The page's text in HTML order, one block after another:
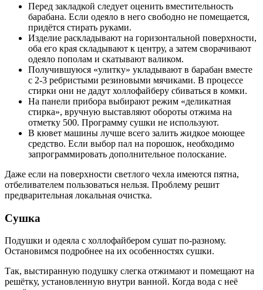
Перед закладкой следует оценить вместительность
барабана. Если одеяло в него свободно не помещается,
придётся стирать руками.
Изделие раскладывают на горизонтальной поверхности,
оба его края складывают к центру, а затем сворачивают
одеяло пополам и скатывают валиком.
Получившуюся «улитку» укладывают в барабан вместе
с 2-3 ребристыми резиновыми мячиками. В процессе
стирки они не дадут холлофайберу сбиваться в комки.
На панели прибора выбирают режим «деликатная
стирка», вручную выставляют обороты отжима на
отметку 500. Программу сушки не используют.
В кювет машины лучше всего залить жидкое моющее
средство. Если выбор пал на порошок, необходимо
запрограммировать дополнительное полоскание.
Даже если на поверхности светлого чехла имеются пятна,
отбеливателем пользоваться нельзя. Проблему решит
предварительная локальная очистка.
Сушка
Подушки и одеяла с холлофайбером сушат по-разному.
Остановимся подробнее на их особенностях сушки.
Так, выстиранную подушку слегка отжимают и помещают на
решётку, установленную внутри ванной. Когда вода с неё